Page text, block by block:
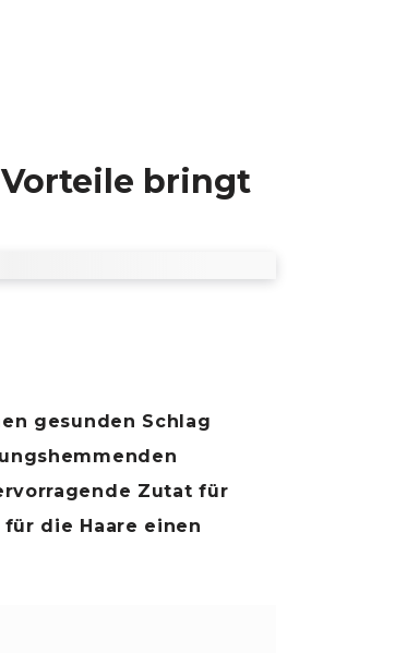
bringt
gesunden Schlag
Zutat für
die Haare einen